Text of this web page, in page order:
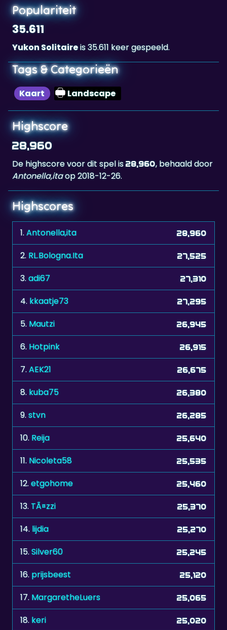
Populariteit
35.611
Yukon Solitaireis 35.611 keer gespeeld.
Tags & Categorieën
Kaart Landscape
Highscore
28,960
De highscore voor dit spel is28,960, behaald door
Antonella,itaop 2018-12-26.
Highscores
1.Antonella,ita 28,960
2. RL.Bologna.Ita 27,525
3.adi67 27,310
4. kkaatje73 27,295
5. Mautzi 26,945
6. Hotpink 26,915
7.AEK21 26,675
8. kuba75 26,380
9.stvn 26,285
10. Reija 25,640
11. Nicoleta58 25,535
12.etgohome 25,460
13. TÃ¤zzi 25,370
14. lijdia 25,270
15.Silver60 25,245
16. prijsbeest 25,120
17. MargaretheLuers 25,065
18. keri 25,020